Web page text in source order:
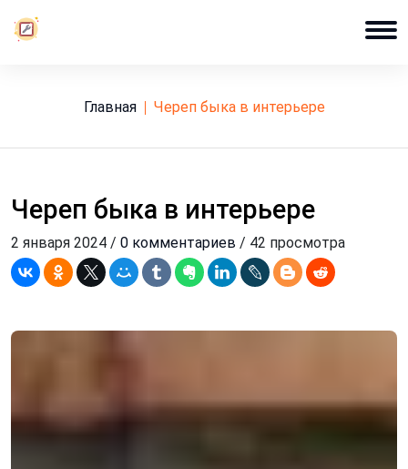
Главная череп быка в интерьере
Череп быка в интерьере
2 января 2024 / 0 комментариев / 42 просмотра